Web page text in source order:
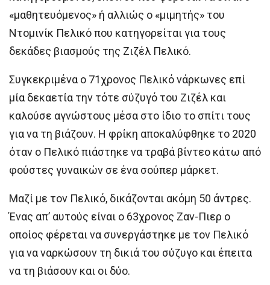
«μαθητευόμενος» ή αλλιώς ο «μιμητής» του
Ντομινίκ Πελικό που κατηγορείται για τους
δεκάδες βιασμούς της Ζιζέλ Πελικό.
Συγκεκριμένα ο 71χρονος Πελικό νάρκωνες επί
μία δεκαετία την τότε σύζυγό του Ζιζέλ και
καλούσε αγνώστους μέσα στο ίδιο το σπίτι τους
για να τη βιάζουν. Η φρίκη αποκαλύφθηκε το 2020
όταν ο Πελικό πιάστηκε να τραβά βίντεο κάτω από
φούστες γυναικών σε ένα σούπερ μάρκετ.
Μαζί με τον Πελικό, δικάζονται ακόμη 50 άντρες.
Ένας απ’ αυτούς είναι ο 63χρονος Ζαν-Πιερ ο
οποίος φέρεται να συνεργάστηκε με τον Πελικό
για να ναρκώσουν τη δικιά του σύζυγο και έπειτα
να τη βιάσουν και οι δύο.